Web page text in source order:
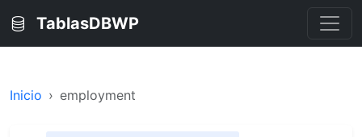
TablasDBWP
Inicio employment